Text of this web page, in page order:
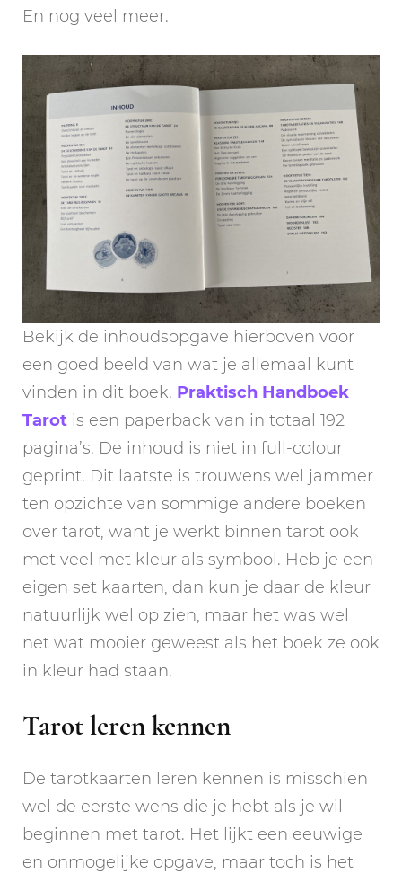
En nog veel meer.
Bekijk de inhoudsopgave hierboven voor
een goed beeld van wat je allemaal kunt
vinden in dit boek. Praktisch Handboek
Tarot is een paperback van in totaal 192
pagina’s. De inhoud is niet in full-colour
geprint. Dit laatste is trouwens wel jammer
ten opzichte van sommige andere boeken
over tarot, want je werkt binnen tarot ook
met veel met kleur als symbool. Heb je een
eigen set kaarten, dan kun je daar de kleur
natuurlijk wel op zien, maar het was wel
net wat mooier geweest als het boek ze ook
in kleur had staan.
Tarot leren kennen
De tarotkaarten leren kennen is misschien
wel de eerste wens die je hebt als je wil
beginnen met tarot. Het lijkt een eeuwige
en onmogelijke opgave, maar toch is het